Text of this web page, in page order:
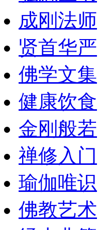
成刚法师
贤首华严
佛学文集
健康饮食
金刚般若
禅修入门
瑜伽唯识
佛教艺术